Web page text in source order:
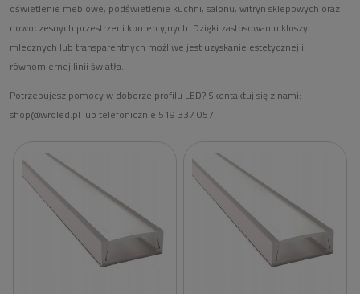
oświetlenie meblowe, podświetlenie kuchni, salonu, witryn sklepowych oraz
nowoczesnych przestrzeni komercyjnych. Dzięki zastosowaniu kloszy
mlecznych lub transparentnych możliwe jest uzyskanie estetycznej i
równomiernej linii światła.
Potrzebujesz pomocy w doborze profilu LED? Skontaktuj się z nami:
shop@wroled.pl lub telefonicznie 519 337 057.